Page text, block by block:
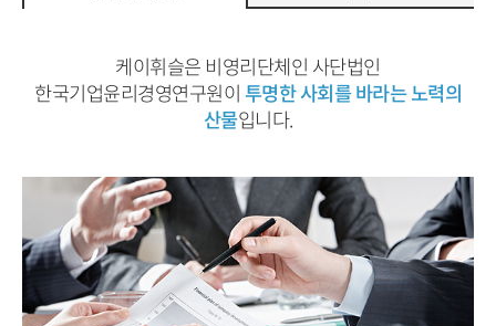
케이휘슬은 비영리단체인 사단법인
한국기업윤리경영연구원이투명한 사회를 바라는 노력의
산물입니다.